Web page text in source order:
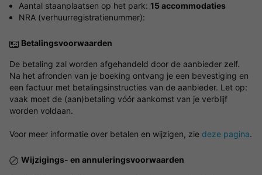
Aantal staanplaatsen op het park: 15 accommodaties
NRA (verhuurregistratienummer):
Betalingsvoorwaarden
De betaling zal worden afgehandeld door de aanbieder zelf.
Na het afronden van je boeking ontvang je een bevestiging en
een factuur met betalingsinstructies van de aanbieder. Let op:
vaak moet de (aan)betaling vóór aankomst van je verblijf
worden voldaan.
Voor meer informatie over betalen en wijzigen, zie deze pagina.
Wijzigings- en annuleringsvoorwaarden